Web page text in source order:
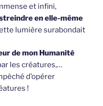
et infini,
en elle-même
lumière surabondait
de mon Humanité
les créatures,…
d’opérer
!